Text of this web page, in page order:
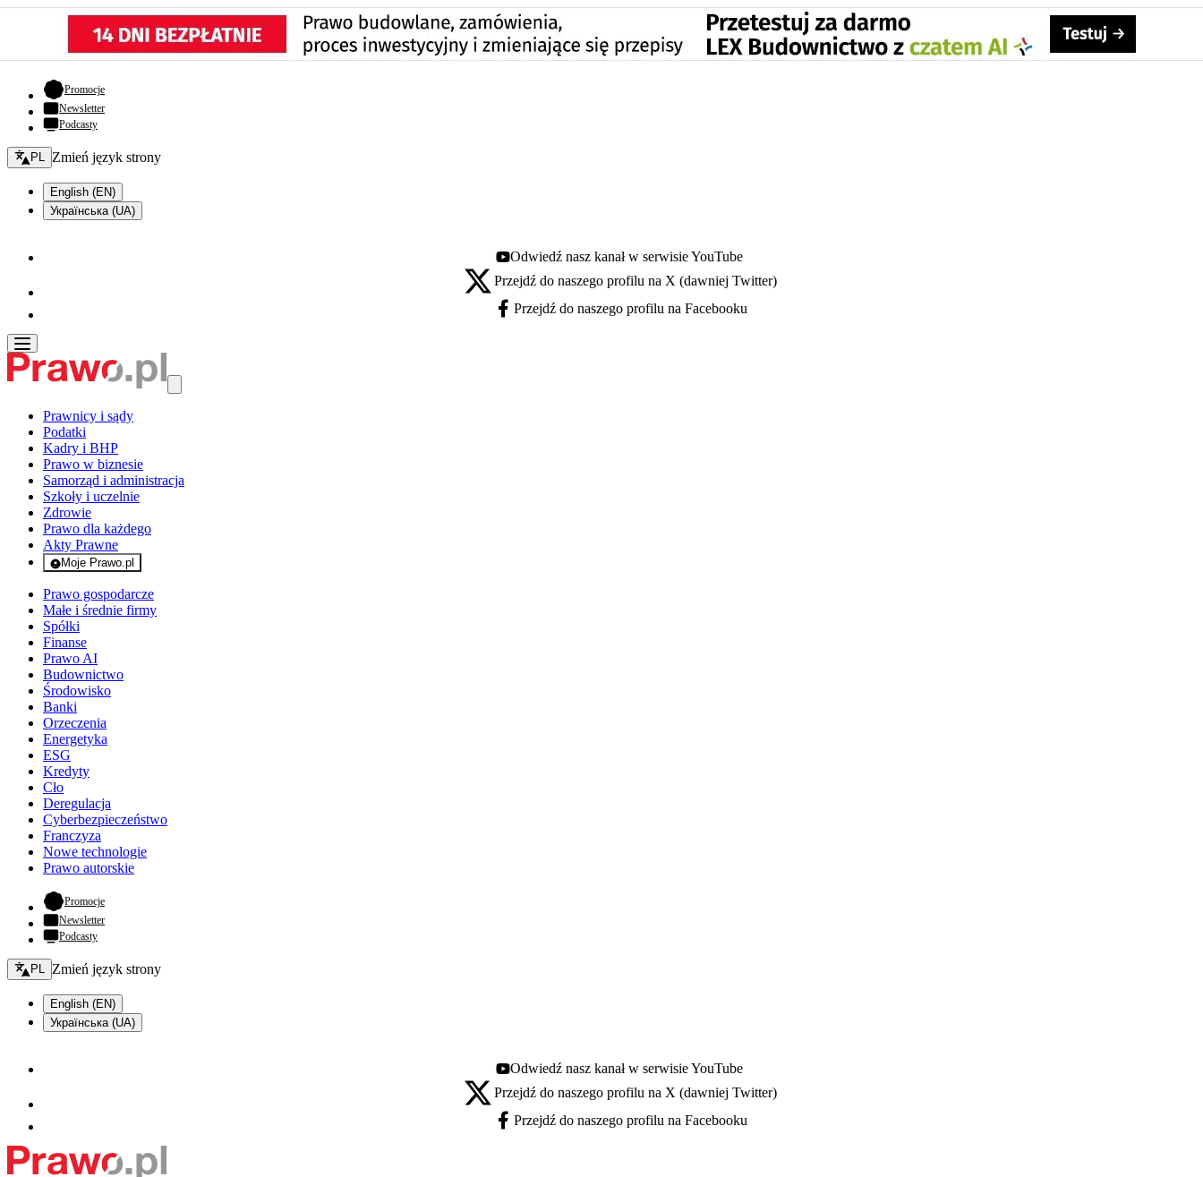
Promocje- otwiera się w nowej karcie
Newsletter
Podcasty
Zmień język - bieżący:
PL Zmień język strony
English (EN)
Українська (UA)
Youtube - otwiera się w nowej karcie
Odwiedź nasz kanał w serwisie YouTube
X - otwiera się w nowej karcie
Przejdź do naszego profilu na X (dawniej Twitter)
Facebook - otwiera się w nowej karcie
Przejdź do naszego profilu na Facebooku
Prawnicy i sądy
Podatki
Kadry i BHP
Prawo w biznesie
Samorząd i administracja
Szkoły i uczelnie
Zdrowie
Prawo dla każdego
Akty Prawne
Moje Prawo.pl
- rejestracja i logowanie do serwisu
Prawo gospodarcze
Małe i średnie firmy
Spółki
Finanse
Prawo AI
Budownictwo
Środowisko
Banki
Orzeczenia
Energetyka
ESG
Kredyty
Cło
Deregulacja
Cyberbezpieczeństwo
Franczyza
Nowe technologie
Prawo autorskie
Promocje- otwiera się w nowej karcie
Newsletter
Podcasty
Zmień język - bieżący:
PL Zmień język strony
English (EN)
Українська (UA)
Youtube - otwiera się w nowej karcie
Odwiedź nasz kanał w serwisie YouTube
X - otwiera się w nowej karcie
Przejdź do naszego profilu na X (dawniej Twitter)
Facebook - otwiera się w nowej karcie
Przejdź do naszego profilu na Facebooku